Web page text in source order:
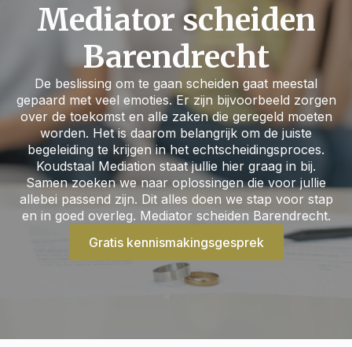
Mediator scheiden
Barendrecht
De beslissing om te gaan scheiden gaat meestal
gepaard met veel emoties. Er zijn bijvoorbeeld zorgen
over de toekomst en alle zaken die geregeld moeten
worden. Het is daarom belangrijk om de juiste
begeleiding te krijgen in het echtscheidingsproces.
Koudstaal Mediation staat jullie hier graag in bij.
Samen zoeken we naar oplossingen die voor jullie
allebei passend zijn. Dit alles doen we stap voor stap
en in goed overleg. Mediator scheiden Barendrecht.
Gratis kennismakingsgesprek